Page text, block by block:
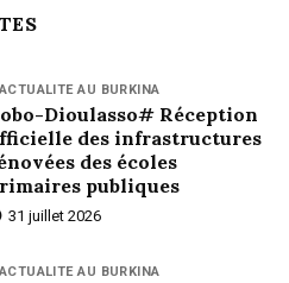
AU BURKINA
Dioulasso# Réception
des infrastructures
des écoles
publiques
31 juillet 2026
AU BURKINA